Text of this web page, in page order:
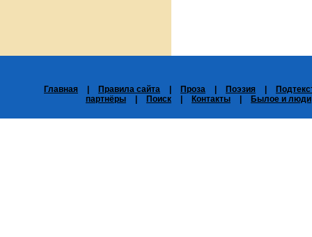
Главная Правила сайта Проза Поэзия
партнёры
Поиск Контакты Былое и люди